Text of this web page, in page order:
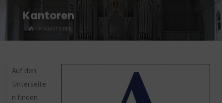
Kantoren
STARTKANTOREN
Auf den
Unterseite
n finden